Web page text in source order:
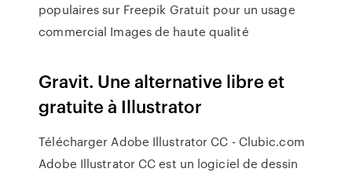
populaires sur Freepik Gratuit pour un usage
commercial Images de haute qualité
Gravit. Une alternative libre et
gratuite à Illustrator
Télécharger Adobe Illustrator CC - Clubic.com
Adobe Illustrator CC est un logiciel de dessin